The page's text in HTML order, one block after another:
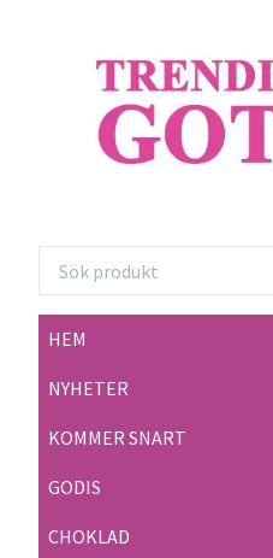
HEM
NYHETER
KOMMER SNART
GODIS
CHOKLAD